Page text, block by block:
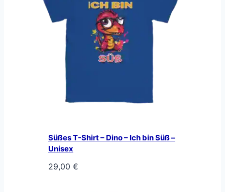
Süßes T-Shirt – Dino – Ich bin Süß –
Unisex
29,00 €